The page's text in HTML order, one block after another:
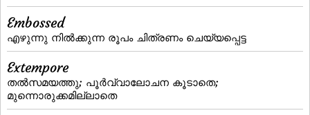
Embossed
എഴുന്നു നില്‍ക്കുന്ന രൂപം ചിത്രണം ചെയ്യപ്പെട്ട
Extempore
തല്‍സമയത്തു; പൂര്‍വ്വാലോചന കൂടാതെ;
മുന്നൊരുക്കമില്ലാതെ